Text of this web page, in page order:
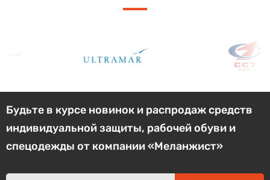
Будьте в курсе новинок и распродаж средств
индивидуальной защиты, рабочей обуви и
спецодежды от компании «Меланжист»